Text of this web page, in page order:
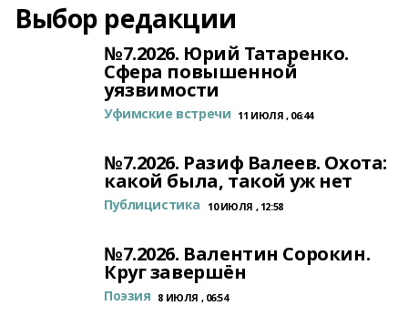
Выбор редакции
№7.2026. Юрий Татаренко.
Сфера повышенной
уязвимости
Уфимские встречи 11 ИЮЛЯ , 06:44
№7.2026. Разиф Валеев. Охота:
какой была, такой уж нет
Публицистика 10 ИЮЛЯ , 12:58
№7.2026. Валентин Сорокин.
Круг завершён
Поэзия 8 ИЮЛЯ , 06:54